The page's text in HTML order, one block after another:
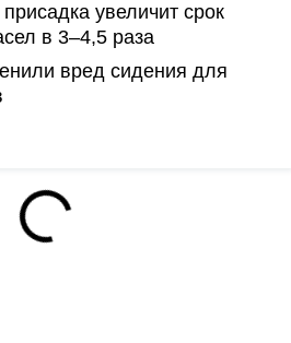
увеличит срок
в 3–4,5 раза
вред сидения для